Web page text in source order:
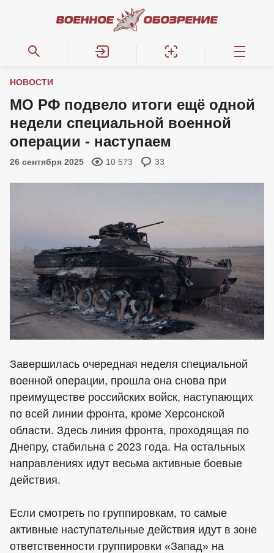
НОВОСТИ
МО РФ подвело итоги ещё одной
недели специальной военной
операции - наступаем
26 сентября 2025 10 573 33
Завершилась очередная неделя специальной
военной операции, прошла она снова при
преимуществе российских войск, наступающих
по всей линии фронта, кроме Херсонской
области. Здесь линия фронта, проходящая по
Днепру, стабильна с 2023 года. На остальных
направлениях идут весьма активные боевые
действия.
Если смотреть по группировкам, то самые
активные наступательные действия идут в зоне
ответственности группировки «Запад» на